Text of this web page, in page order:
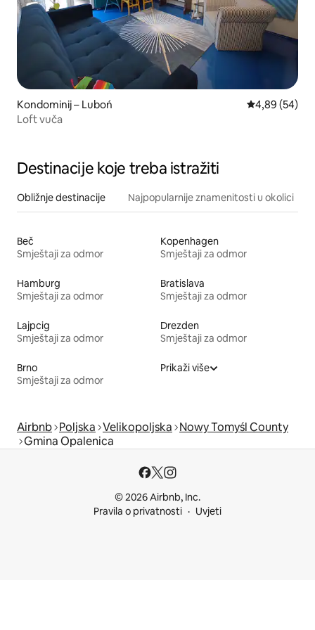
Kondominij – Luboń Prosječna
4,89 (54)
Loft vuča
Destinacije koje treba istražiti
Obližnje destinacije Najpopularnije znamenitosti u okolici
Beč
Smještaji za odmor
Kopenhagen
Smještaji za odmor
Hamburg
Smještaji za odmor
Bratislava
Smještaji za odmor
Lajpcig
Smještaji za odmor
Drezden
Smještaji za odmor
Brno
Smještaji za odmor
Prikaži više
Airbnb Poljska Velikopoljska Nowy Tomyśl County
Gmina Opalenica
© 2026 Airbnb, Inc.
Pravila o privatnosti
Uvjeti